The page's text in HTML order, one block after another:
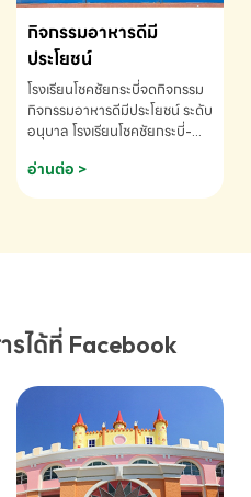
Mental Arithmetic
Competition K2 - ถ้วยรางวัล
รองชนะเลิศอันดับที่ 2 Mental
K2(Grop) โรงเรียนโชคชัยกระบี่-
สอบถามข้อมูลเพิ่มเติม โทร.
075-691910
กิจกรรมอาหารดีมี
ประโยชน์
โรงเรียนโชคชัยกระบี่จดกิจกรรม
กิจกรรมอาหารดีมีประโยชน์ ระดับ
อนุบาล โรงเรียนโชคชัยกระบี่-
075-691910
อ่านต่อ >
รได้ที่ Facebook